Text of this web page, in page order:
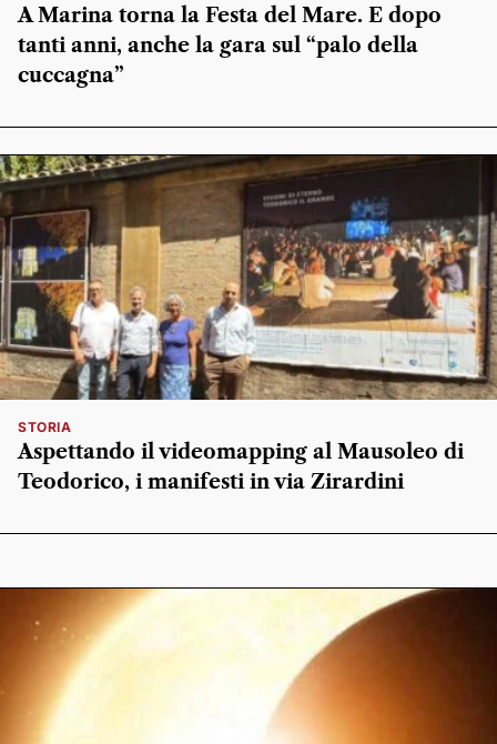
A Marina torna la Festa del Mare. E dopo
tanti anni, anche la gara sul “palo della
cuccagna”
STORIA
Aspettando il videomapping al Mausoleo di
Teodorico, i manifesti in via Zirardini